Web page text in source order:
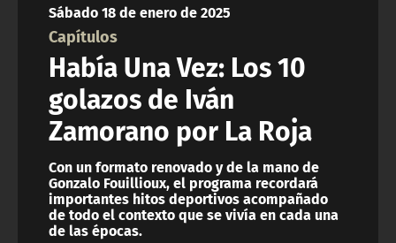
Sábado 18 de enero de 2025
Capítulos
Había Una Vez: Los 10
golazos de Iván
Zamorano por La Roja
Con un formato renovado y de la mano de
Gonzalo Fouillioux, el programa recordará
importantes hitos deportivos acompañado
de todo el contexto que se vivía en cada una
de las épocas.